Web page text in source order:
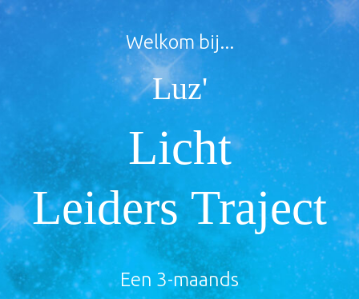
Welkom bij...
Luz'
Licht
LeidersTraject
Een 3-maands